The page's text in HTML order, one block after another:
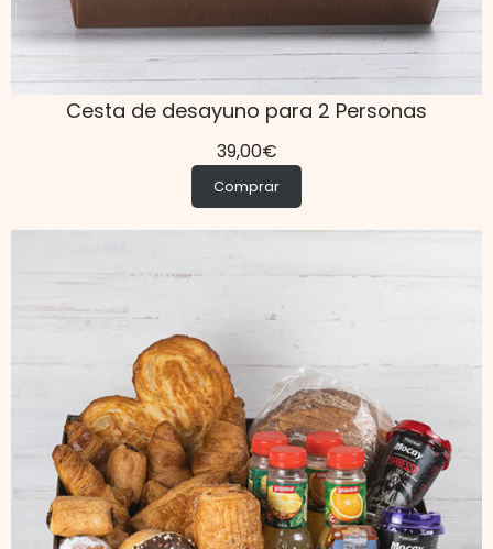
Cesta de desayuno para 2 Personas
39,00€
Comprar